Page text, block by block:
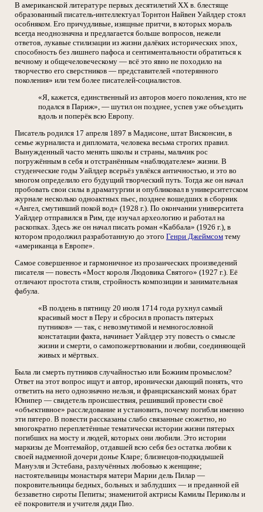
В американской литературе первых десятилетий XX в. блестяще
образованный писатель-интеллектуал Торнтон Найвен Уайлдер стоял
особняком. Его причудливые, изящные притчи, в которых мораль
всегда неоднозначна и предлагается больше вопросов, нежели
ответов, лукавые стилизации из жизни далёких исторических эпох,
способность без лишнего пафоса и сентиментальности обратиться к
вечному и общечеловеческому — всё это явно не походило на
творчество его сверстников — представителей «потерянного
поколения» или тем более писателей-социалистов.
«Я, кажется, единственный из авторов моего поколения, кто не
подался в Париж», — шутил он позднее, успев уже объездить
вдоль и поперёк всю Европу.
Писатель родился 17 апреля 1897 в Мадисоне, штат Висконсин, в
семье журналиста и дипломата, человека весьма строгих правил.
Вынужденный часто менять школы и страны, мальчик рос
погружённым в себя и отстранённым «наблюдателем» жизни. В
студенческие годы Уайлдер всерьёз увлёкся античностью, и это во
многом определило его будущий творческий путь. Тогда же он начал
пробовать свои силы в драматургии и опубликовал в университетском
журнале несколько одноактных пьес, позднее вошедших в сборник
«Ангел, смутивший покой вод» (1928 г.). По окончании университета
Уайлдер отправился в Рим, где изучал археологию и работал на
раскопках. Здесь же он начал писать роман «Каббала» (1926 г.), в
котором продолжил разработанную до этого Генри Джеймсом тему
«американца в Европе».
Самое совершенное и гармоничное из прозаических произведений
писателя — повесть «Мост короля Людовика Святого» (1927 г.). Её
отличают простота стиля, стройность композиции и занимательная
фабула.
«В полдень в пятницу 20 июля 1714 года рухнул самый
красивый мост в Перу и сбросил в пропасть пятерых
путников» — так, с невозмутимой и немногословной
констатации факта, начинает Уайлдер эту повесть о смысле
жизни и смерти, о самопожертвовании и любви, соединяющей
живых и мёртвых.
Была ли смерть путников случайностью или Божиим промыслом?
Ответ на этот вопрос ищут и автор, иронически дающий понять, что
ответить на него однозначно нельзя, и францисканский монах брат
Юнипер — свидетель происшествия, решивший провести своё
«объективное» расследование и установить, почему погибли именно
эти пятеро. В повести рассказаны слабо связанные сюжетно, но
многократно переплетённые тематически истории жизни пятерых
погибших на мосту и людей, которых они любили. Это истории
маркизы де Монтемайор, отдавшей всю себя без остатка любви к
своей надменной дочери донье Кларе; близнецов-подкидышей
Мануэля и Эстебана, разлучённых любовью к женщине;
настоятельницы монастыря матери Марии дель Пилар —
покровительницы бедных, больных и заблудших — и преданной ей
беззаветно сироты Пепиты; знаменитой актрисы Камилы Периколы и
её покровителя и учителя дяди Пио.